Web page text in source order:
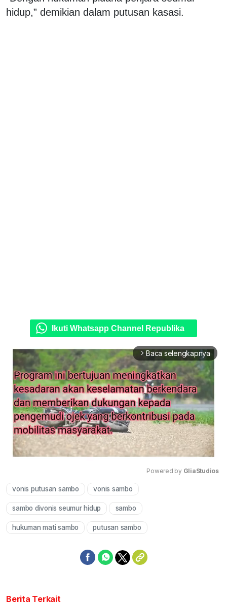
hidup,” demikian dalam putusan kasasi.
Ikuti Whatsapp Channel Republika
arrow_forward_ios Baca selengkapnya
Powered by GliaStudios
vonis putusan sambo vonis sambo
sambo divonis seumur hidup sambo
hukuman mati sambo putusan sambo
Berita Terkait